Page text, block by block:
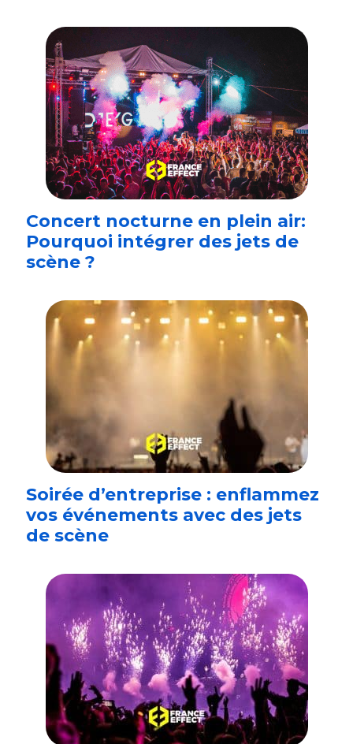
Concert nocturne en plein air:
Pourquoi intégrer des jets de
scène ?
Soirée d’entreprise : enflammez
vos événements avec des jets
de scène